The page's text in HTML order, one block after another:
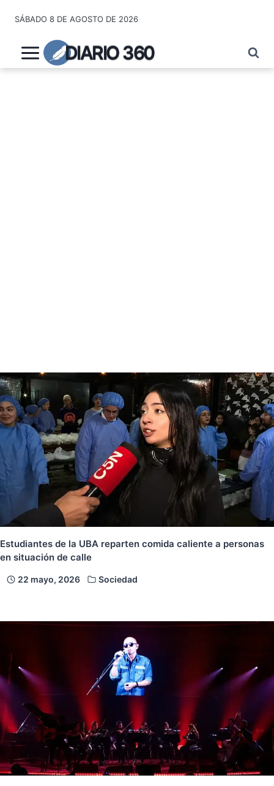
contenido
SÁBADO 8 DE AGOSTO DE 2026
DIARIO 360
Estudiantes de la UBA reparten comida caliente a personas
en situación de calle
22 mayo, 2026 Sociedad